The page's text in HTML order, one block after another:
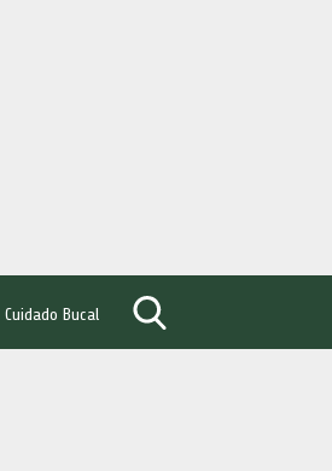
Cuidado Bucal